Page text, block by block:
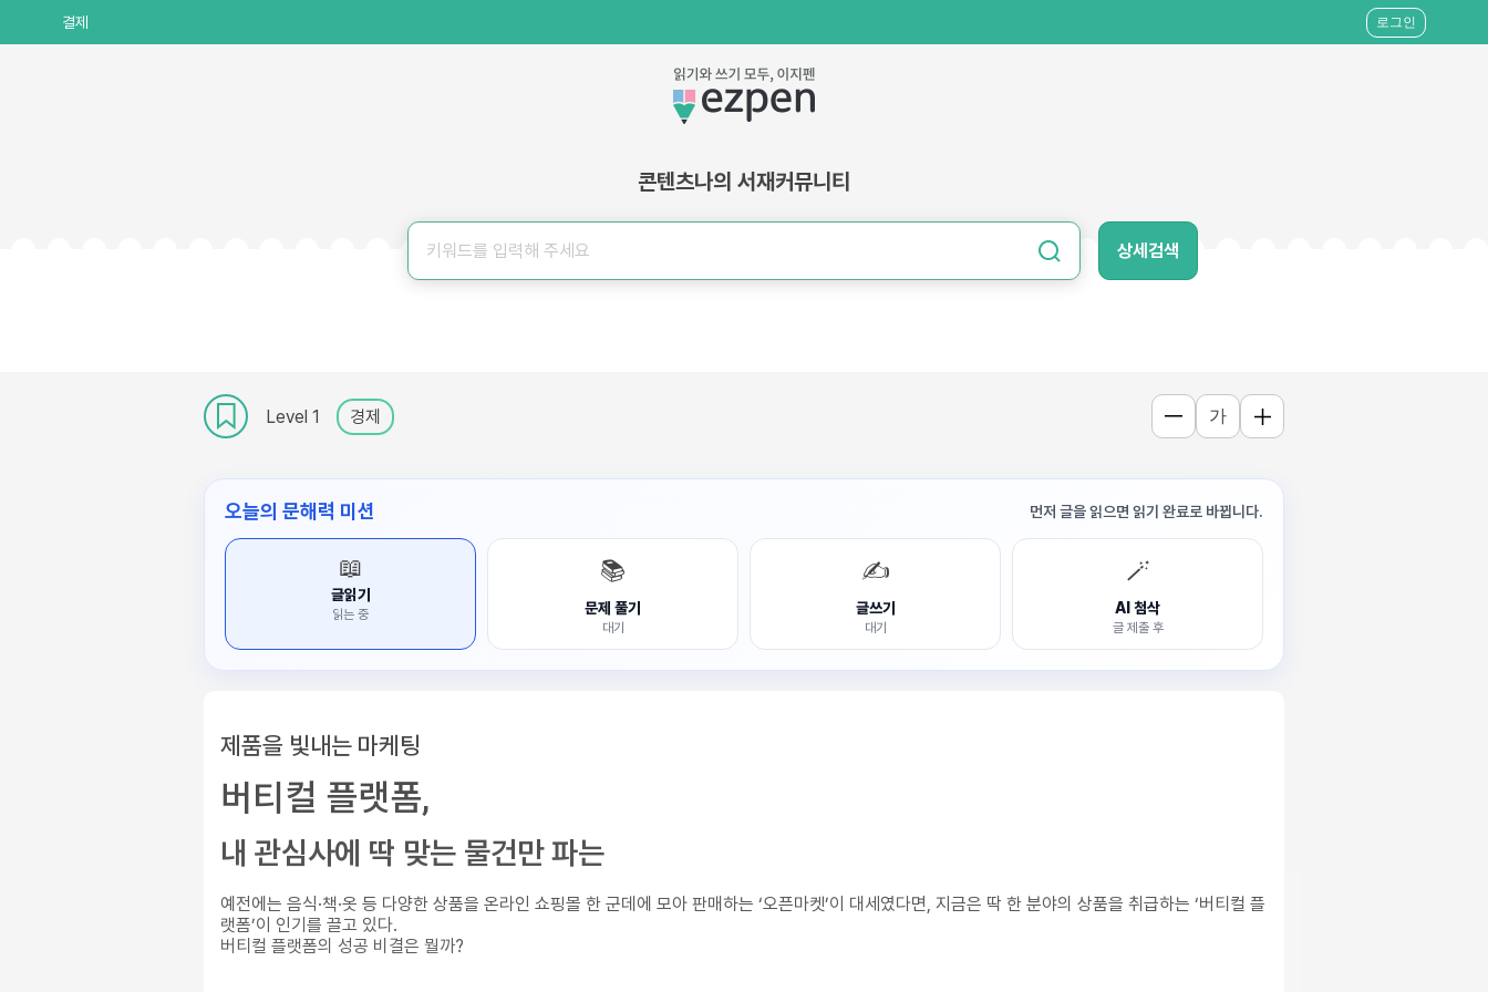
결제 로그인
콘텐츠나의 서재커뮤니티
상세검색
Level 1 경제 가
오늘의 문해력 미션 먼저 글을 읽으면 읽기 완료로 바뀝니다.
📖
글읽기
읽는 중
📚
문제 풀기
대기
✍️
글쓰기
대기
🪄
AI 첨삭
글 제출 후
제품을 빛내는 마케팅
버티컬 플랫폼,
내 관심사에 딱 맞는 물건만 파는
예전에는 음식·책·옷 등 다양한 상품을 온라인 쇼핑몰 한 군데에 모아 판매하는 ‘오픈마켓’이 대세였다면, 지금은 딱 한 분야의 상품을 취급하는 ‘버티컬 플
랫폼’이 인기를 끌고 있다.
버티컬 플랫폼의 성공 비결은 뭘까?